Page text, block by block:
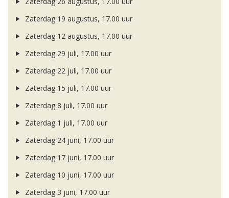
Zaterdag 19 augustus, 17.00 uur
Zaterdag 12 augustus, 17.00 uur
Zaterdag 29 juli, 17.00 uur
Zaterdag 22 juli, 17.00 uur
Zaterdag 15 juli, 17.00 uur
Zaterdag 8 juli, 17.00 uur
Zaterdag 1 juli, 17.00 uur
Zaterdag 24 juni, 17.00 uur
Zaterdag 17 juni, 17.00 uur
Zaterdag 10 juni, 17.00 uur
Zaterdag 3 juni, 17.00 uur